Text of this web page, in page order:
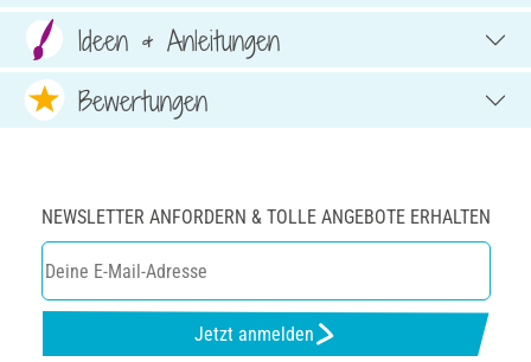
Ideen & Anleitungen
Bewertungen
NEWSLETTER ANFORDERN & TOLLE ANGEBOTE ERHALTEN
Jetzt anmelden